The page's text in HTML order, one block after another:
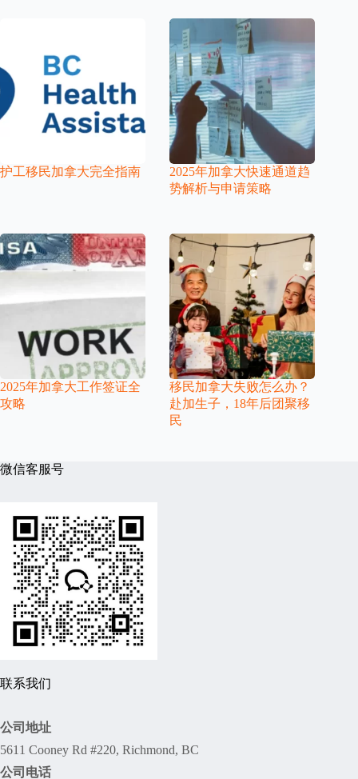
护工移民加拿大完全指南
2025年加拿大快速通道趋
势解析与申请策略
2025年加拿大工作签证全
攻略
移民加拿大失败怎么办？
赴加生子，18年后团聚移
民
微信客服号
联系我们
公司地址
5611 Cooney Rd #220, Richmond, BC
公司电话